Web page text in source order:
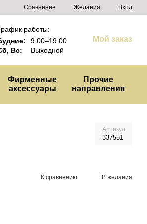
Сравнение Желания Вход
работы:
9:00–19:00
Вс:
Выходной
Мой заказ
Фирменные
аксессуары
Прочие
направления
Артикул
337551
К сравнению В желания